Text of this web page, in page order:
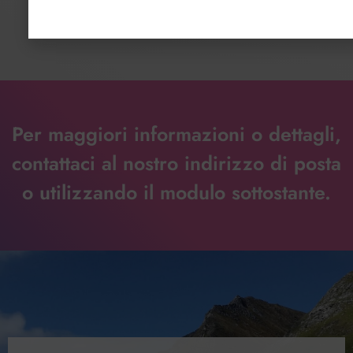
Per maggiori informazioni o dettagli,
contattaci al nostro indirizzo di posta
o utilizzando il modulo sottostante.